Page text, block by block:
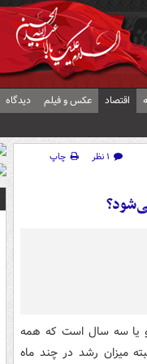
اقتصاد عکس و فیلم دیدگاه
۱ نظر
چاپ
دو یا سه سال است که همه
میزان رشد در چند ماه